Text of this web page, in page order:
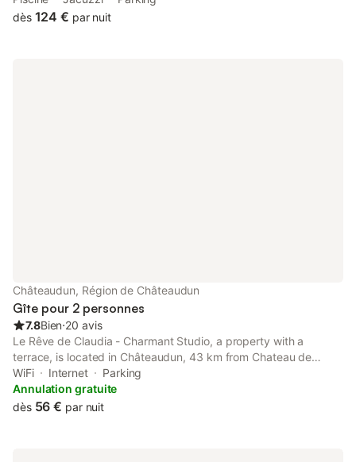
of Chartres and 47 km from Chartres Train Station.
dès 124 € par nuit
Châteaudun, Région de Châteaudun
Gîte pour 2 personnes
7.8Bien⋅20 avis
Le Rêve de Claudia - Charmant Studio, a property with a
terrace, is located in Châteaudun, 43 km from Chateau de
Meung sur Loire, 45 km from Municipal Theatre of Chartres, as
well as 45 km from Chartres Train Station.
WiFi Internet
Parking
Annulation gratuite
dès 56 € par nuit